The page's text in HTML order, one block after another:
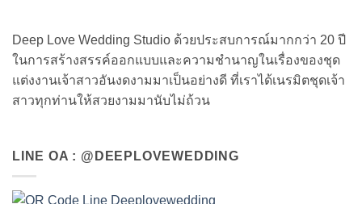
Deep Love Wedding Studio ด้วยประสบการณ์มากกว่า 20 ปี
ในการสร้างสรรค์ออกแบบและความชำนาญในเรื่องของชุด
แต่งงานเจ้าสาวอันงดงามมาเป็นอย่างดี ที่เราได้เนรมิตชุดเจ้า
สาวทุกท่านให้สวยงามมานับไม่ถ้วน
LINE OA : @DEEPLOVEWEDDING